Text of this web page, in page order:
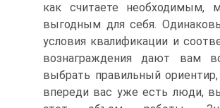
как считаете необходимым,
выгодным для себя.
условия квалификации и
вознаграждения дают вам
выбрать правильный
впереди вас уже есть люди,